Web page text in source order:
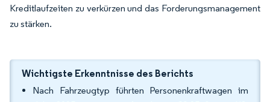
Kreditlaufzeiten zu verkürzen und das Forderungsmanagement
zu stärken.
Wichtigste Erkenntnisse des Berichts
Nach Fahrzeugtyp führten Personenkraftwagen im